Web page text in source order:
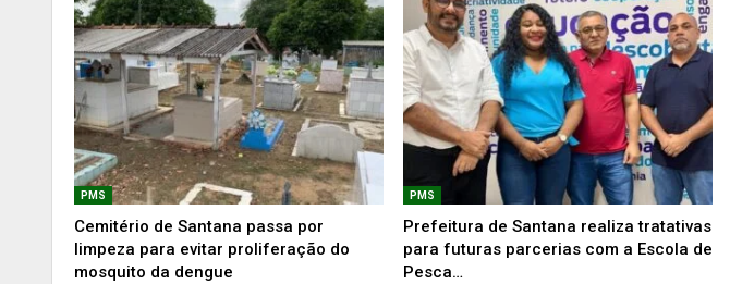
PMS
Cemitério de Santana passa por
limpeza para evitar proliferação do
mosquito da dengue
PMS
Prefeitura de Santana realiza tratativas
para futuras parcerias com a Escola de
Pesca…